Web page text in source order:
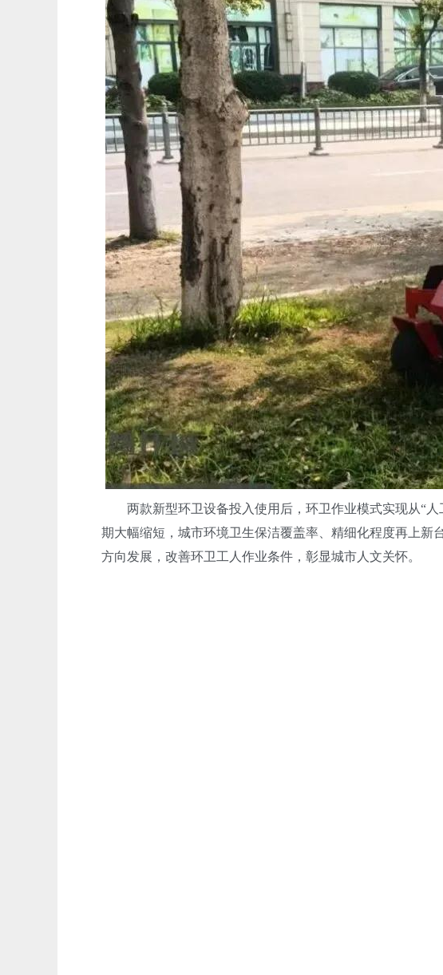
两款新型环卫设备投入使用后，环卫作业模式实现从“人
期大幅缩短，城市环境卫生保洁覆盖率、精细化程度再上
方向发展，改善环卫工人作业条件，彰显城市人文关怀。